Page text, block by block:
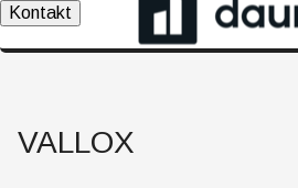
Kontakt
VALLOX